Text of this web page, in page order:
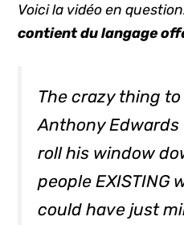
Voici la vidéo en
contient du langage
The crazy thing
Anthony
roll his window
people EXISTING
could have just